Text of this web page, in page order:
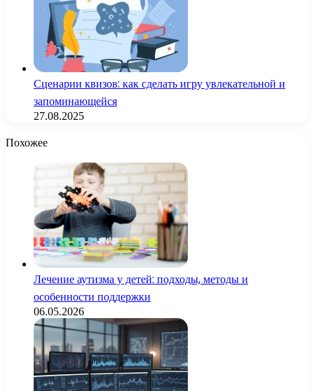
Сценарии квизов: как сделать игру увлекательной и
запоминающейся
27.08.2025
Похожее
Лечение аутизма у детей: подходы, методы и
особенности поддержки
06.05.2026